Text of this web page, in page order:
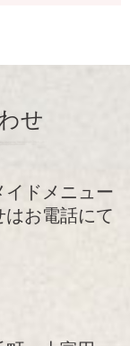
せ
イドメニュー
お電話にて